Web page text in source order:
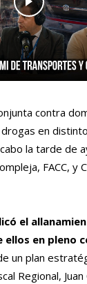
contra
drogas en
la tarde de
FACC, y
el
ellos en pleno
un plan
Regional,